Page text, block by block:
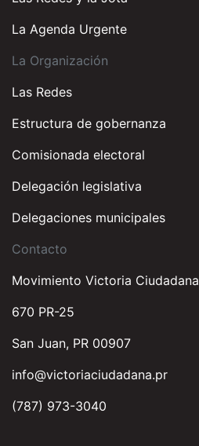
La Agenda Urgente
La Organización
Las Redes
Estructura de gobernanza
Comisionada electoral
Delegación legislativa
Delegaciones municipales
Contacto
Movimiento Victoria Ciudadana
670 PR-25
San Juan, PR 00907
info@victoriaciudadana.pr
(787) 973-3040